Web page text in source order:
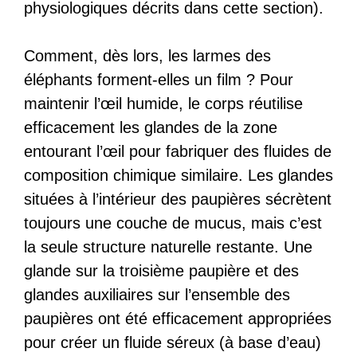
physiologiques décrits dans cette section).
Comment, dès lors, les larmes des
éléphants forment-elles un film ? Pour
maintenir l’œil humide, le corps réutilise
efficacement les glandes de la zone
entourant l’œil pour fabriquer des fluides de
composition chimique similaire. Les glandes
situées à l’intérieur des paupières sécrètent
toujours une couche de mucus, mais c’est
la seule structure naturelle restante. Une
glande sur la troisième paupière et des
glandes auxiliaires sur l’ensemble des
paupières ont été efficacement appropriées
pour créer un fluide séreux (à base d’eau)